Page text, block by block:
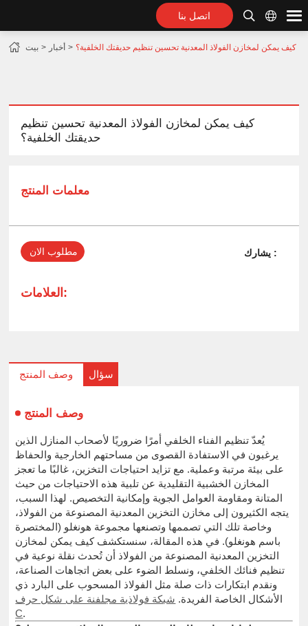
اتصل بنا
بيت أخبار كيف يمكن لمخازن الفولاذ المعدنية تحسين تنظيم حديقتك الخلفية؟
كيف يمكن لمخازن الفولاذ المعدنية تحسين تنظيم
حديقتك الخلفية؟
معلمات المنتج
مطلوب الان يشارك :
العلامات:
وصف المنتج سؤال
وصف المنتج
يُعدّ تنظيم الفناء الخلفي أمرًا ضروريًا لأصحاب المنازل الذين
يرغبون في الاستفادة القصوى من مساحتهم الخارجية والحفاظ
على بيئة مرتبة وعملية. مع تزايد احتياجات التخزين، غالبًا ما تعجز
المخازن الخشبية التقليدية عن تلبية هذه الاحتياجات من حيث
المتانة ومقاومة العوامل الجوية وإمكانية التخصيص. لهذا السبب،
يتجه الكثيرون إلى مخازن التخزين المعدنية المصنوعة من الفولاذ،
وخاصة تلك التي تصممها وتصنعها مجموعة هونغلو (المختصرة
باسم هونغلو). في هذه المقالة، سنستكشف كيف يمكن لمخازن
التخزين المعدنية المصنوعة من الفولاذ أن تُحدث نقلة نوعية في
تنظيم فنائك الخلفي، ونسلط الضوء على بعض اتجاهات الصناعة،
ونقدم ابتكارات ذات صلة مثل الفولاذ المسحوب على البارد ذي
الأشكال الخاصة الفريدة. شبكة فولاذية مجلفنة على شكل حرف
C.